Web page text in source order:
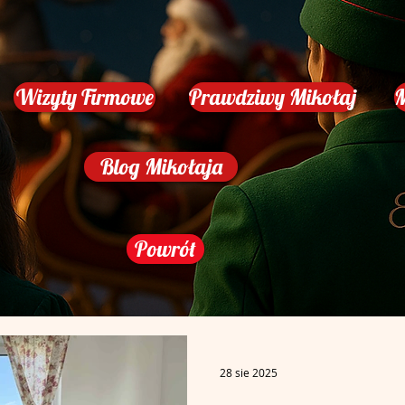
Wizyty Firmowe Prawdziwy Mikołaj
Blog Mikołaja
Powrót
28 sie 2025